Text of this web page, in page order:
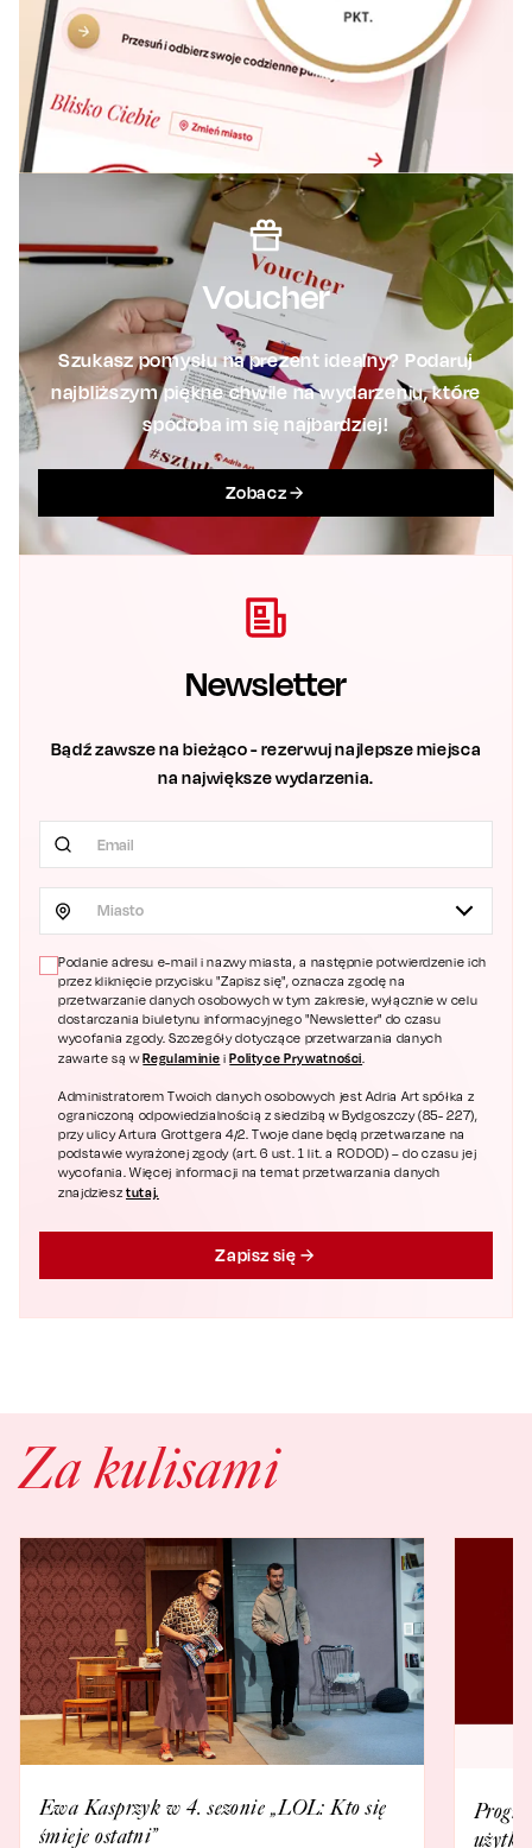
Voucher
Szukasz pomysłu na prezent idealny? Podaruj
najbliższym piękne chwile na wydarzeniu, które
spodoba im się najbardziej!
Zobacz
Newsletter
Bądź zawsze na bieżąco - rezerwuj najlepsze miejsca
na największe wydarzenia.
Miasto
Podanie adresu e-mail i nazwy miasta, a następnie potwierdzenie ich
przez kliknięcie przycisku "Zapisz się", oznacza zgodę na
przetwarzanie danych osobowych w tym zakresie, wyłącznie w celu
dostarczania biuletynu informacyjnego "Newsletter" do czasu
wycofania zgody. Szczegóły dotyczące przetwarzania danych
zawarte są wRegulaminie iPolityce Prywatności.
Administratorem Twoich danych osobowych jest Adria Art spółka z
ograniczoną odpowiedzialnością z siedzibą w Bydgoszczy (85- 227),
przy ulicy Artura Grottgera 4/2. Twoje dane będą przetwarzane na
podstawie wyrażonej zgody (art. 6 ust. 1 lit. a RODOD) – do czasu jej
wycofania. Więcej informacji na temat przetwarzania danych
znajdziesztutaj.
Zapisz się
Za kulisami
Ewa Kasprzyk w 4. sezonie „LOL: Kto się
śmieje ostatni”